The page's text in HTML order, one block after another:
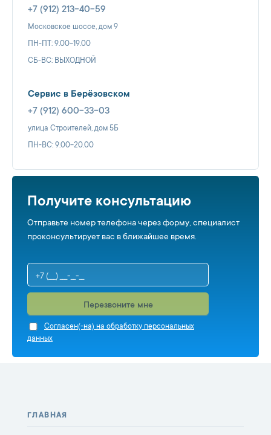
+7 (912) 213-40-59
Московское шоссе, дом 9
ПН-ПТ: 9.00-19.00
СБ-ВС: ВЫХОДНОЙ
Сервис в Берёзовском
+7 (912) 600-33-03
улица Строителей, дом 5Б
ПН-ВС: 9.00-20.00
Получите консультацию
Отправьте номер телефона через форму, специалист
проконсультирует вас в ближайшее время.
Перезвоните мне
Cогласен(-на) на обработку персональных
данных
ГЛАВНАЯ